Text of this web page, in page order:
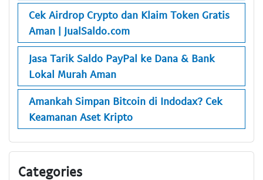
Cek Airdrop Crypto dan Klaim Token Gratis
Aman | JualSaldo.com
Jasa Tarik Saldo PayPal ke Dana & Bank
Lokal Murah Aman
Amankah Simpan Bitcoin di Indodax? Cek
Keamanan Aset Kripto
Categories